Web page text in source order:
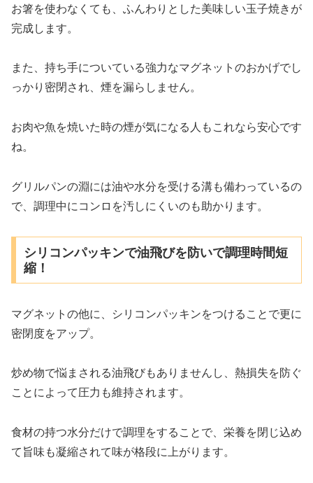
お箸を使わなくても、ふんわりとした美味しい玉子焼きが
完成します。
また、持ち手についている強力なマグネットのおかげでし
っかり密閉され、煙を漏らしません。
お肉や魚を焼いた時の煙が気になる人もこれなら安心です
ね。
グリルパンの淵には油や水分を受ける溝も備わっているの
で、調理中にコンロを汚しにくいのも助かります。
シリコンパッキンで油飛びを防いで調理時間短
縮！
マグネットの他に、シリコンパッキンをつけることで更に
密閉度をアップ。
炒め物で悩まされる油飛びもありませんし、熱損失を防ぐ
ことによって圧力も維持されます。
食材の持つ水分だけで調理をすることで、栄養を閉じ込め
て旨味も凝縮されて味が格段に上がります。